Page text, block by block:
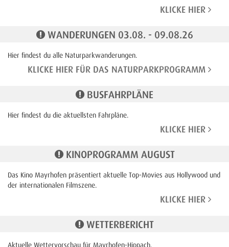
KLICKE HIER
WANDERUNGEN 03.08. - 09.08.26
Hier findest du alle Naturparkwanderungen.
KLICKE HIER FÜR DAS NATURPARKPROGRAMM
BUSFAHRPLÄNE
Hier findest du die aktuellsten Fahrpläne.
KLICKE HIER
KINOPROGRAMM AUGUST
Das Kino Mayrhofen präsentiert aktuelle Top-Movies aus Hollywood und
der internationalen Filmszene.
KLICKE HIER
WETTERBERICHT
Aktuelle Wettervorschau für Mayrhofen-Hippach.